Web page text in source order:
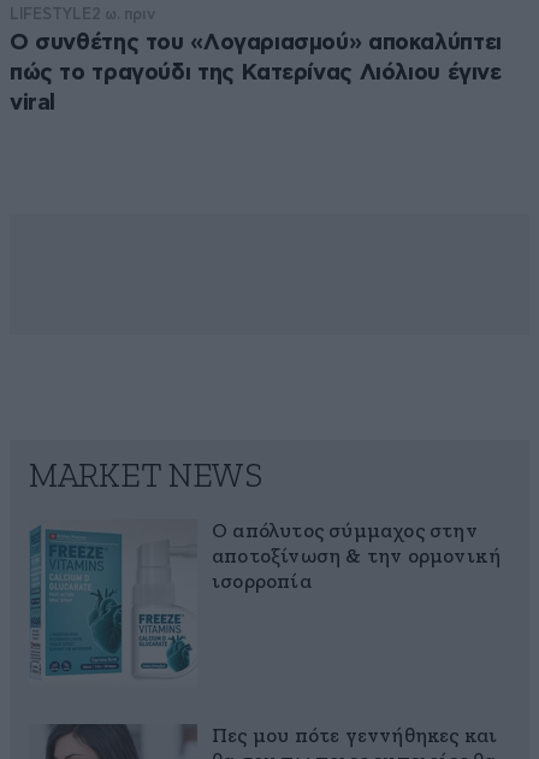
LIFESTYLE 2 ω. πριν
Ο συνθέτης του «Λογαριασμού» αποκαλύπτει
πώς το τραγούδι της Κατερίνας Λιόλιου έγινε
viral
MARKET NEWS
Ο απόλυτος σύμμαχος στην
αποτοξίνωση & την ορμονική
ισορροπία
Πες μου πότε γεννήθηκες και